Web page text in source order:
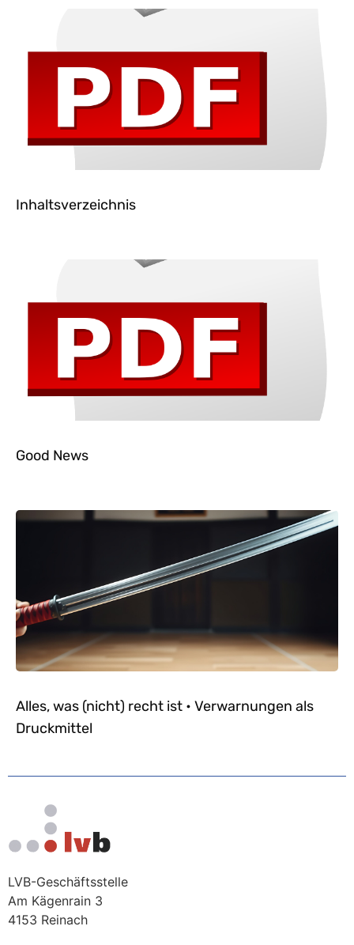
Inhaltsverzeichnis
Good News
Alles, was (nicht) recht ist • Verwarnungen als
Druckmittel
LVB-Geschäftsstelle
Am Kägenrain 3
4153 Reinach